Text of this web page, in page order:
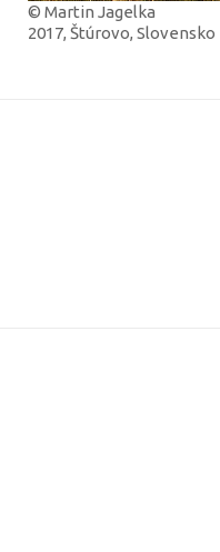
© Martin Jagelka
2017, Štúrovo, Slovensko